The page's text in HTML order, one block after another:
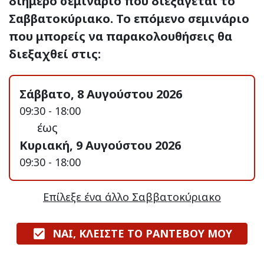
Σαββατοκύριακο. Το επόμενο σεμινάριο
που μπορείς να παρακολουθήσεις θα
διεξαχθεί στις:
Σάββατο, 8 Αυγούστου 2026
09:30 - 18:00
έως
Κυριακή, 9 Αυγούστου 2026
09:30 - 18:00
Επίλεξε ένα άλλο Σαββατοκύριακο
ΝΑΙ, ΚΛΕΙΣΤΕ ΤΟ ΡΑΝΤΕΒΟΥ ΜΟΥ